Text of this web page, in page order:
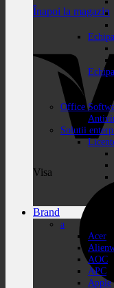
Înapoi la magazin
Visa
Office
Solutii
Brand
a
Acer
AOC
APC
Apple